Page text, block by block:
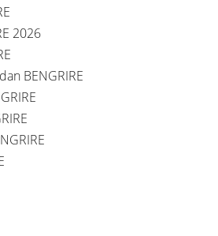
2026
BENGRIRE